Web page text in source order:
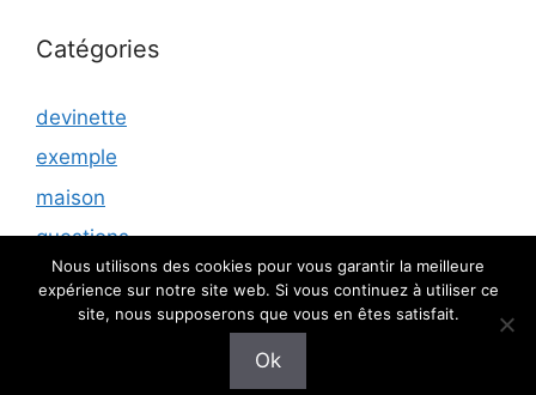
Catégories
devinette
exemple
maison
questions
© 2026 Rencontres air sante
Nous utilisons des cookies pour vous garantir la meilleure
expérience sur notre site web. Si vous continuez à utiliser ce
site, nous supposerons que vous en êtes satisfait.
Ok